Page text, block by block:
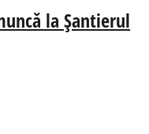
la Șantierul